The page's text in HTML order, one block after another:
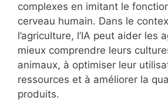
complexes en imitant le
cerveau humain. Dans le
l’agriculture, l’IA peut aider les
mieux comprendre leurs
animaux, à optimiser leur
ressources et à améliorer la
produits.